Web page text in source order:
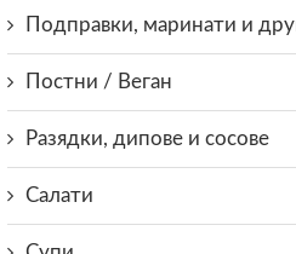
Подправки, маринати и
Постни / Веган
Разядки, дипове и сосове
Салати